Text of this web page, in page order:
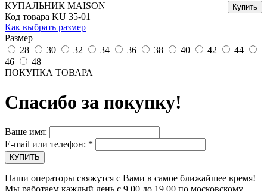
КУПАЛЬНИК MAISON
Код товара KU 35-01
Как выбрать размер
Размер
28
30 32 34 36 38 40 42
44
46
48
ПОКУПКА ТОВАРА
Спасибо за покупку!
Ваше имя:
E-mail или телефон: *
Наши операторы свяжутся с Вами в самое ближайшее время!